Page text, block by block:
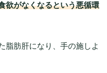
欲がなくなるという悪循環
脂肪肝になり、手の施しよ